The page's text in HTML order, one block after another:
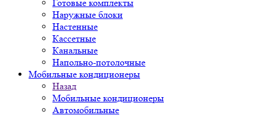
Готовые комплекты
Наружные блоки
Настенные
Кассетные
Канальные
Напольно-потолочные
Мобильные кондиционеры
Назад
Мобильные кондиционеры
Автомобильные